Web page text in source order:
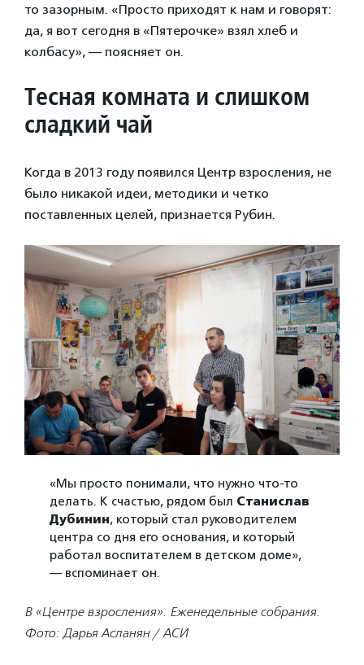
то зазорным. «Просто приходят к нам и говорят:
да, я вот сегодня в «Пятерочке» взял хлеб и
колбасу», — поясняет он.
Тесная комната и слишком
сладкий чай
Когда в 2013 году появился Центр взросления, не
было никакой идеи, методики и четко
поставленных целей, признается Рубин.
«Мы просто понимали, что нужно что-то
делать. К счастью, рядом был Станислав
Дубинин, который стал руководителем
центра со дня его основания, и который
работал воспитателем в детском доме»,
— вспоминает он.
В «Центре взросления». Еженедельные собрания.
Фото: Дарья Асланян / АСИ